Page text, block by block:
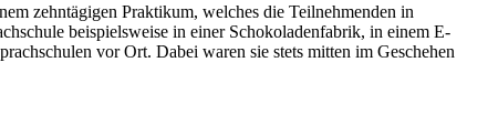
zehntägigen Praktikum, welches die Teilnehmenden in
beispielsweise in einer Schokoladenfabrik, in einem E-
vor Ort. Dabei waren sie stets mitten im Geschehen